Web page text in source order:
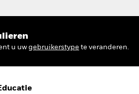
u uw gebruikerstype te veranderen.